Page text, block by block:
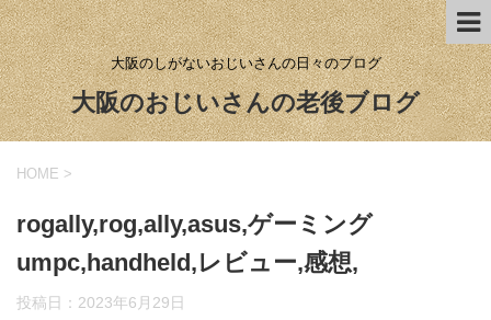
大阪のしがないおじいさんの日々のブログ
大阪のおじいさんの老後ブログ
HOME >
rogally,rog,ally,asus,ゲーミング
umpc,handheld,レビュー,感想,
投稿日： 2023年6月29日